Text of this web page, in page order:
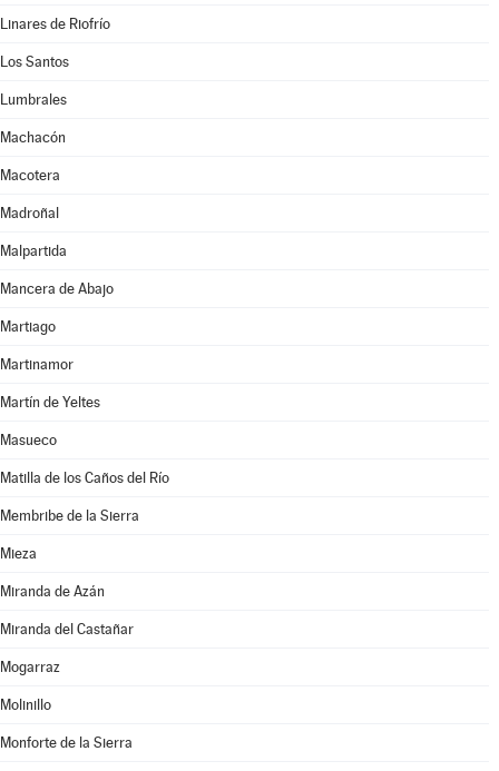
Linares de Riofrío
Los Santos
Lumbrales
Machacón
Macotera
Madroñal
Malpartida
Mancera de Abajo
Martiago
Martinamor
Martín de Yeltes
Masueco
Matilla de los Caños del Río
Membribe de la Sierra
Mieza
Miranda de Azán
Miranda del Castañar
Mogarraz
Molinillo
Monforte de la Sierra